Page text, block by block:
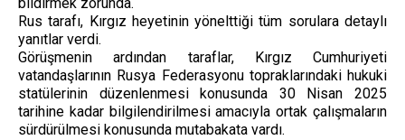
Rus tarafı, Kırgız heyetinin yönelttiği tüm sorulara detaylı
yanıtlar verdi.
Görüşmenin ardından taraflar, Kırgız Cumhuriyeti
vatandaşlarının Rusya Federasyonu topraklarındaki hukuki
statülerinin düzenlenmesi konusunda 30 Nisan 2025
tarihine kadar bilgilendirilmesi amacıyla ortak çalışmaların
sürdürülmesi konusunda mutabakata vardı.